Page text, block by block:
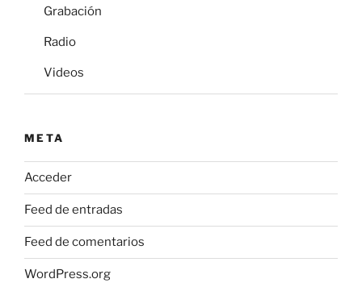
Grabación
Radio
Videos
META
Acceder
Feed de entradas
Feed de comentarios
WordPress.org